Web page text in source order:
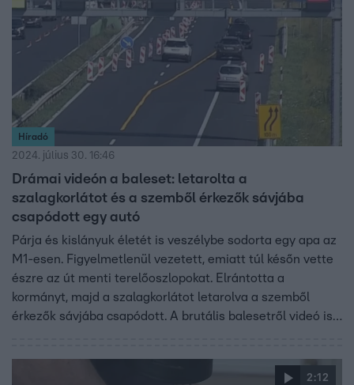
Híradó
2024. július 30. 16:46
Drámai videón a baleset: letarolta a
szalagkorlátot és a szemből érkezők sávjába
csapódott egy autó
Párja és kislányuk életét is veszélybe sodorta egy apa az
M1-esen. Figyelmetlenül vezetett, emiatt túl későn vette
észre az út menti terelőoszlopokat. Elrántotta a
kormányt, majd a szalagkorlátot letarolva a szemből
érkezők sávjába csapódott. A brutális balesetről videó is
rendőrök szabálysértési eljárást indítottak a férfi ellen.
2:12